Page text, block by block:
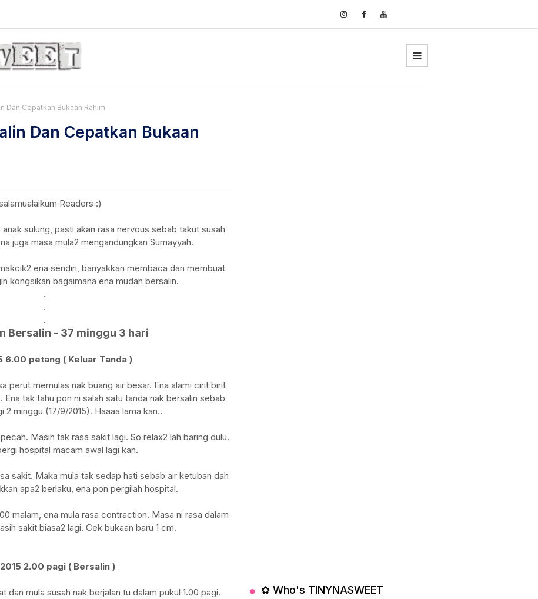
Dan Cepatkan Bukaan Rahim
Dan Cepatkan Bukaan
Readers :)
sulung, pasti akan rasa nervous sebab takut susah
juga masa mula2 mengandungkan Sumayyah.
ena sendiri, banyakkan membaca dan membuat
kongsikan bagaimana ena mudah bersalin.
.
.
.
Bersalin - 37 minggu 3 hari
6.00 petang ( Keluar Tanda )
perut memulas nak buang air besar. Ena alami cirit birit
tak tahu pon ni salah satu tanda nak bersalin sebab
2 minggu (17/9/2015). Haaaa lama kan..
Masih tak rasa sakit lagi. So relax2 lah baring dulu.
hospital macam awal lagi kan.
sakit. Maka mula tak sedap hati sebab air ketuban dah
apa2 berlaku, ena pon pergilah hospital.
malam, ena mula rasa contraction. Masa ni rasa dalam
sakit biasa2 lagi. Cek bukaan baru 1 cm.
2.00 pagi ( Bersalin )
dan mula susah nak berjalan tu dalam pukul 1.00 pagi.
✿ Who's TINYNASWEET